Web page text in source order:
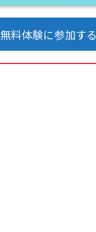
無料体験に参加する